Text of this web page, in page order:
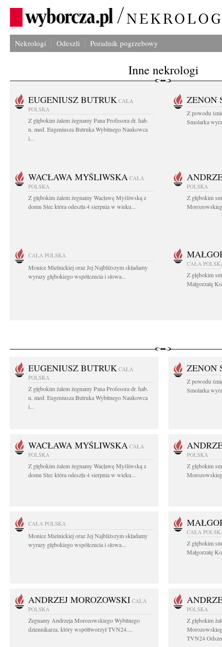
Nekrologi Odeszli Poradnik pogrzebowy
Inne nekrologi
EUGENIUSZ BUTRUK CAŁA
POLSKA
Z głębokim żalem żegnamy Pana Profesora dr. hab.
n. med. Eugeniusza Butruka Wybitnego Naukowca
i...
ZENON
Z powodu
Smolarka
WACŁAWA MYŚLIWSKA CAŁA
POLSKA
Z głębokim żalem żegnamy Wacławę Myśliwską z
domu Stec która odeszła 4 sierpnia w wieku...
POLSKA
Z głębokim
CAŁA POLSKA
Monice Mielnickiej oraz Jej Najbliższym składamy
wyrazy głębokiego współczucia i słowa...
CAŁA
Z głębokim
Małgorzatę
EUGENIUSZ BUTRUK CAŁA
POLSKA
Z głębokim żalem żegnamy Pana Profesora dr. hab.
n. med. Eugeniusza Butruka Wybitnego Naukowca
i...
ZENON
Z powodu
Smolarka
WACŁAWA MYŚLIWSKA CAŁA
POLSKA
Z głębokim żalem żegnamy Wacławę Myśliwską z
domu Stec która odeszła 4 sierpnia w wieku...
POLSKA
Z głębokim
CAŁA POLSKA
Monice Mielnickiej oraz Jej Najbliższym składamy
wyrazy głębokiego współczucia i słowa...
CAŁA
Z głębokim
Małgorzatę
ANDRZEJ MOROZOWSKI CAŁA
POLSKA
Żegnamy Andrzeja Morozowskiego Wybitnego
dziennikarza, który współtworzył TVN24....
POLSKA
Z głębokim
TVN24